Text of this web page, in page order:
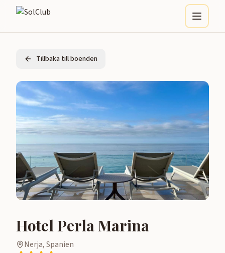
Tillbaka till boenden
Hotel Perla Marina
Nerja, Spanien